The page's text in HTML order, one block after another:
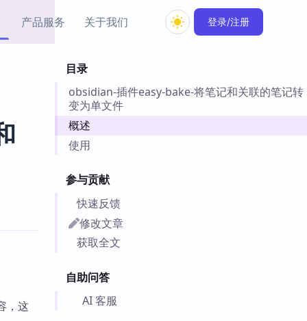
产品服务
思维导图插件
实践示例
Obsidian 教程
关于我们 登录/注册
目录
obsidian-插件easy-bake-将笔记和关联的笔记转
变为单文件
概述
使用
参与贡献
快速反馈
修改文章
获取全文
自助问答
AI 客服
，这